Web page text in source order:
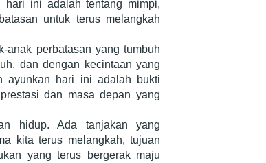
hari ini adalah tentang mimpi,
untuk terus melangkah
anak perbatasan yang tumbuh
dan dengan kecintaan yang
ayunkan hari ini adalah bukti
dan masa depan yang
hidup. Ada tanjakan yang
kita terus melangkah, tujuan
yang terus bergerak maju